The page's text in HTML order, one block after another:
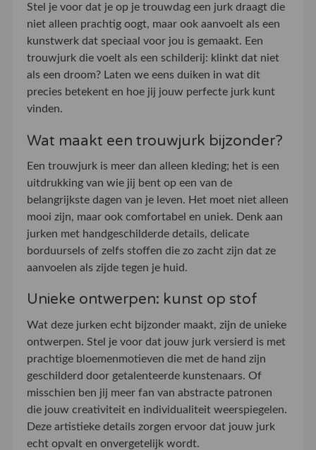
Bedrijf aanmelden
Inloggen
Stel je voor dat je op je trouwdag een jurk draagt die
niet alleen prachtig oogt, maar ook aanvoelt als een
kunstwerk dat speciaal voor jou is gemaakt. Een
trouwjurk die voelt als een schilderij: klinkt dat niet
als een droom? Laten we eens duiken in wat dit
precies betekent en hoe jij jouw perfecte jurk kunt
vinden.
Wat maakt een trouwjurk bijzonder?
Een trouwjurk is meer dan alleen kleding; het is een
uitdrukking van wie jij bent op een van de
belangrijkste dagen van je leven. Het moet niet alleen
mooi zijn, maar ook comfortabel en uniek. Denk aan
jurken met handgeschilderde details, delicate
borduursels of zelfs stoffen die zo zacht zijn dat ze
aanvoelen als zijde tegen je huid.
Unieke ontwerpen: kunst op stof
Wat deze jurken echt bijzonder maakt, zijn de unieke
ontwerpen. Stel je voor dat jouw jurk versierd is met
prachtige bloemenmotieven die met de hand zijn
geschilderd door getalenteerde kunstenaars. Of
misschien ben jij meer fan van abstracte patronen
die jouw creativiteit en individualiteit weerspiegelen.
Deze artistieke details zorgen ervoor dat jouw jurk
echt opvalt en onvergetelijk wordt.